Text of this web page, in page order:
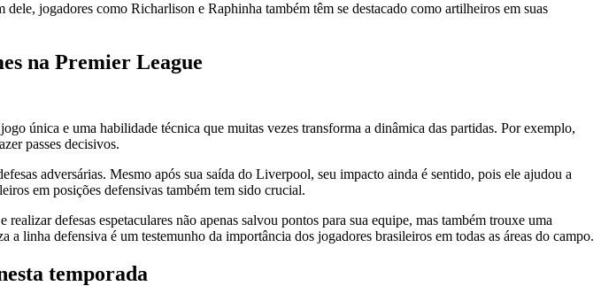
jogadores como Richarlison e Raphinha também têm se destacado como artilheiros em suas
na Premier League
única e uma habilidade técnica que muitas vezes transforma a dinâmica das partidas. Por exemplo,
passes decisivos.
adversárias. Mesmo após sua saída do Liverpool, seu impacto ainda é sentido, pois ele ajudou a
em posições defensivas também tem sido crucial.
defesas espetaculares não apenas salvou pontos para sua equipe, mas também trouxe uma
linha defensiva é um testemunho da importância dos jogadores brasileiros em todas as áreas do campo.
temporada